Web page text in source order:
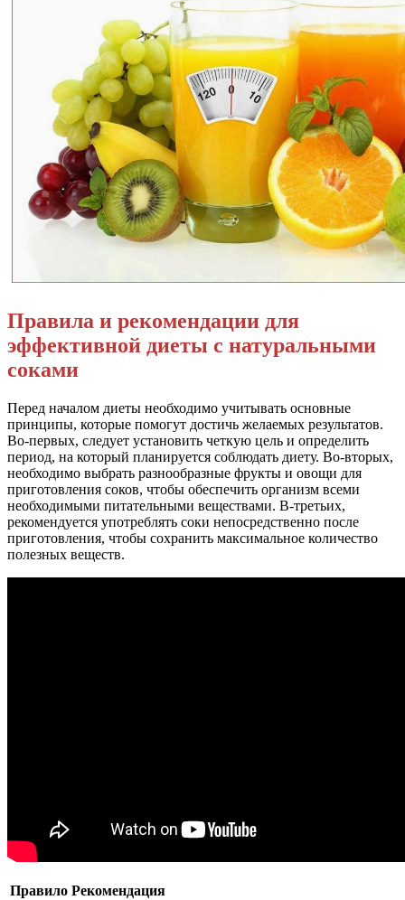
Правила и рекомендации для
эффективной диеты с натуральными
соками
Перед началом диеты необходимо учитывать основные
принципы, которые помогут достичь желаемых результатов.
Во-первых, следует установить четкую цель и определить
период, на который планируется соблюдать диету. Во-вторых,
необходимо выбрать разнообразные фрукты и овощи для
приготовления соков, чтобы обеспечить организм всеми
необходимыми питательными веществами. В-третьих,
рекомендуется употреблять соки непосредственно после
приготовления, чтобы сохранить максимальное количество
полезных веществ.
Правило Рекомендация